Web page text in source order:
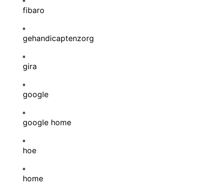
fibaro
gehandicaptenzorg
gira
google
google home
hoe
home